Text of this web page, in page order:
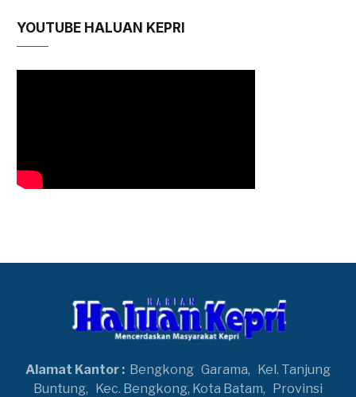
YOUTUBE HALUAN KEPRI
Alamat Kantor : Bengkong Garama,
Kel. Tanjung
Buntung,
Kec. Bengkong, Kota Batam,
Provinsi